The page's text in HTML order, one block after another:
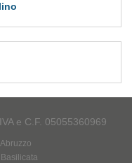
e C.F. 05055360969